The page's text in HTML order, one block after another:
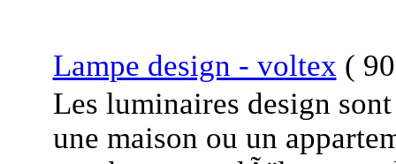
Lampe design - voltex (
Les luminaires design
une maison ou un